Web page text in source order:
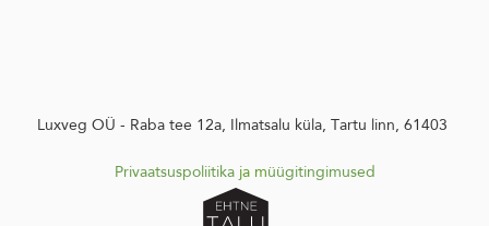
Luxveg OÜ - Raba tee 12a, Ilmatsalu küla, Tartu linn, 61403
Privaatsuspoliitikaja müügitingimused